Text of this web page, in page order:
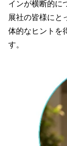
インが横断的に
展社の皆様にと
体的なヒントを
す。